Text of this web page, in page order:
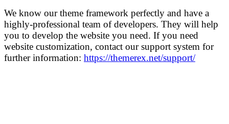
We know our theme framework perfectly and have a
highly-professional team of developers. They will help
you to develop the website you need. If you need
website customization, contact our support system for
further information: https://themerex.net/support/